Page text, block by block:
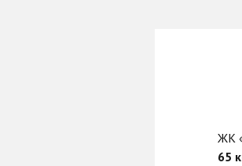
ЖК
65